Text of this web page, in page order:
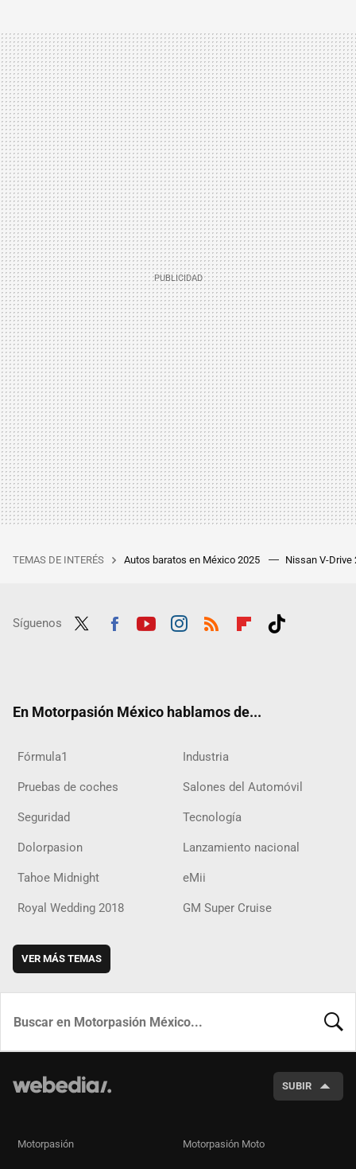
TEMAS DE INTERÉS Autos baratos en México 2025 Nissan V-Drive
Síguenos
En Motorpasión México hablamos de...
Fórmula1 Industria
Pruebas de coches Salones del Automóvil
Seguridad Tecnología
Dolorpasion Lanzamiento nacional
Tahoe Midnight eMii
Royal Wedding 2018 GM Super Cruise
VER MÁS TEMAS
SUBIR
Motorpasión Motorpasión Moto